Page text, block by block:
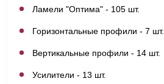
Ламели "Оптима" - 105 шт.
Горизонтальные профили - 7 шт.
Вертикальные профили - 14 шт.
Усилители - 13 шт.